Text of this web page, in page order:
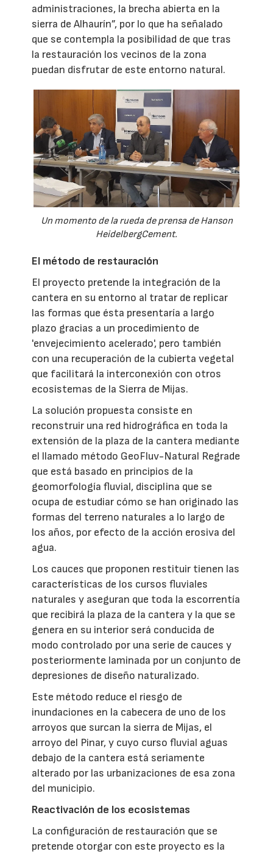
administraciones, la brecha abierta en la
sierra de Alhaurín”, por lo que ha señalado
que se contempla la posibilidad de que tras
la restauración los vecinos de la zona
puedan disfrutar de este entorno natural.
Un momento de la rueda de prensa de Hanson
HeidelbergCement.
El método de restauración
El proyecto pretende la integración de la
cantera en su entorno al tratar de replicar
las formas que ésta presentaría a largo
plazo gracias a un procedimiento de
'envejecimiento acelerado', pero también
con una recuperación de la cubierta vegetal
que facilitará la interconexión con otros
ecosistemas de la Sierra de Mijas.
La solución propuesta consiste en
reconstruir una red hidrográfica en toda la
extensión de la plaza de la cantera mediante
el llamado método GeoFluv-Natural Regrade
que está basado en principios de la
geomorfología fluvial, disciplina que se
ocupa de estudiar cómo se han originado las
formas del terreno naturales a lo largo de
los años, por efecto de la acción erosiva del
agua.
Los cauces que proponen restituir tienen las
características de los cursos fluviales
naturales y aseguran que toda la escorrentía
que recibirá la plaza de la cantera y la que se
genera en su interior será conducida de
modo controlado por una serie de cauces y
posteriormente laminada por un conjunto de
depresiones de diseño naturalizado.
Este método reduce el riesgo de
inundaciones en la cabecera de uno de los
arroyos que surcan la sierra de Mijas, el
arroyo del Pinar, y cuyo curso fluvial aguas
debajo de la cantera está seriamente
alterado por las urbanizaciones de esa zona
del municipio.
Reactivación de los ecosistemas
La configuración de restauración que se
pretende otorgar con este proyecto es la